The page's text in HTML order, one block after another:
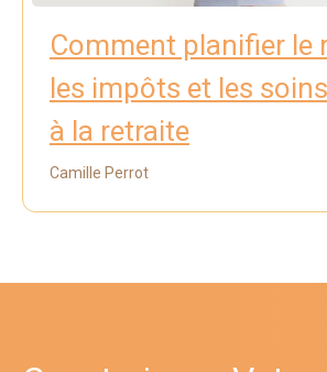
Comment planifier le
les impôts et les
à la retraite
Camille Perrot